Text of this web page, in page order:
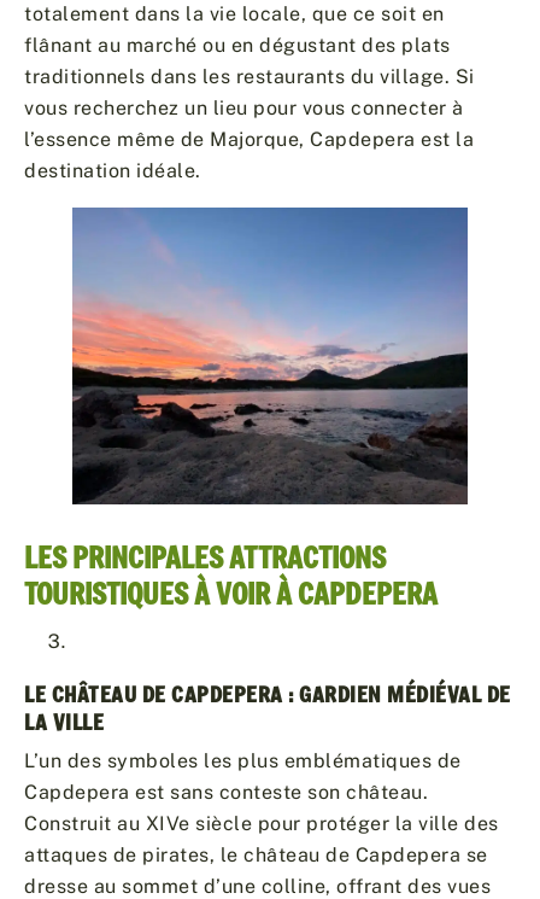
totalement dans la vie locale, que ce soit en
flânant au marché ou en dégustant des plats
traditionnels dans les restaurants du village. Si
vous recherchez un lieu pour vous connecter à
l’essence même de Majorque, Capdepera est la
destination idéale.
LES PRINCIPALES ATTRACTIONS
TOURISTIQUES À VOIR À CAPDEPERA
LE CHÂTEAU DE CAPDEPERA : GARDIEN MÉDIÉVAL DE
LA VILLE
L’un des symboles les plus emblématiques de
Capdepera est sans conteste son château.
Construit au XIVe siècle pour protéger la ville des
attaques de pirates, le château de Capdepera se
dresse au sommet d’une colline, offrant des vues